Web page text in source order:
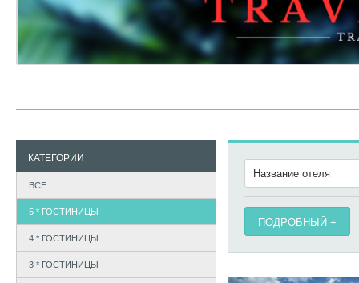
КАТЕГОРИИ
ВСЕ
5 * ГОСТИНИЦЫ
4 * ГОСТИНИЦЫ
3 * ГОСТИНИЦЫ
ПОДРОБНЫЙ